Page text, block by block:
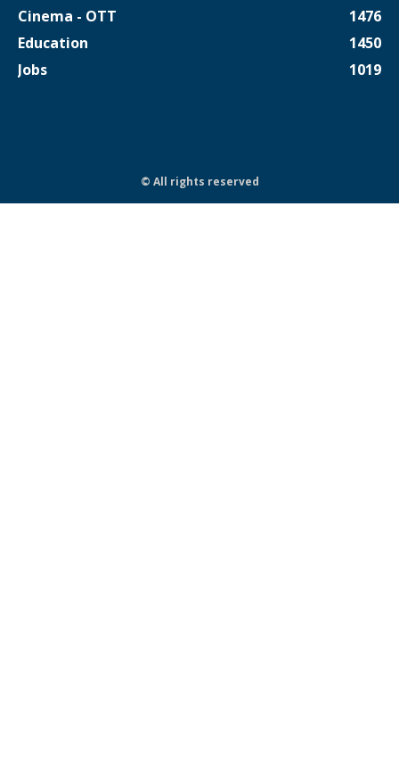
Cinema - OTT
1476
Education
1450
Jobs
1019
© All rights reserved